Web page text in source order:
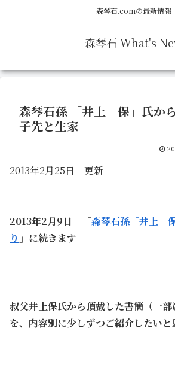
森琴石.comの最新情報
森琴石 What's
森琴石孫 「井上 保」氏か
子先と生家
2013年2月25日 更新
2013年2月9日 「森琴石孫「井上
り 」に続きます
叔父井上保氏から頂戴した書簡（一
を、内容別に少しずつご紹介したいと